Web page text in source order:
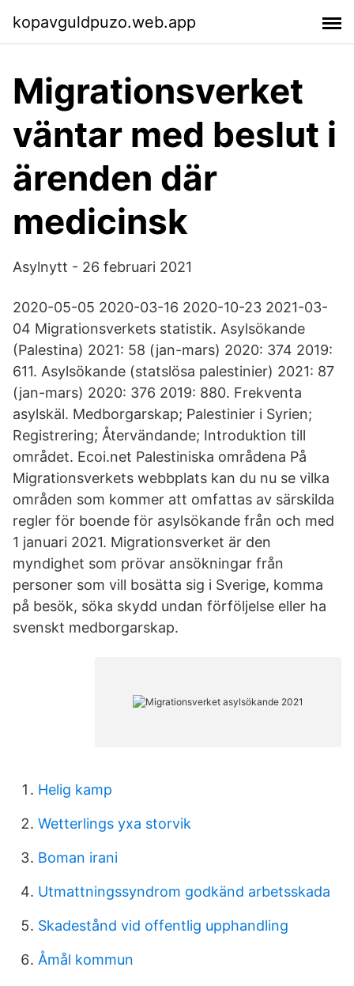
kopavguldpuzo.web.app
Migrationsverket
väntar med beslut i
ärenden där
medicinsk
Asylnytt - 26 februari 2021
2020-05-05 2020-03-16 2020-10-23 2021-03-
04 Migrationsverkets statistik. Asylsökande
(Palestina) 2021: 58 (jan-mars) 2020: 374 2019:
611. Asylsökande (statslösa palestinier) 2021: 87
(jan-mars) 2020: 376 2019: 880. Frekventa
asylskäl. Medborgarskap; Palestinier i Syrien;
Registrering; Återvändande; Introduktion till
området. Ecoi.net Palestiniska områdena På
Migrationsverkets webbplats kan du nu se vilka
områden som kommer att omfattas av särskilda
regler för boende för asylsökande från och med
1 januari 2021. Migrationsverket är den
myndighet som prövar ansökningar från
personer som vill bosätta sig i Sverige, komma
på besök, söka skydd undan förföljelse eller ha
svenskt medborgarskap.
Helig kamp
Wetterlings yxa storvik
Boman irani
Utmattningssyndrom godkänd arbetsskada
Skadestånd vid offentlig upphandling
Åmål kommun